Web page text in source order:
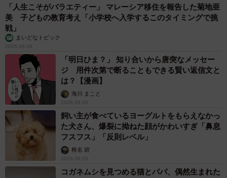
「人生こそがバラエティー」 マレーシア移住を報告した菊地亜
美 子どもの教育考え「小学校へ入学するこのタイミングで挑
戦」
まいどなトピック
2026.08.06
「明日ひま？」 知り合いから唐突なメッセー
ジ 用件次第で断ることもできる賢い返信文と
は？【漫画】
海川 まこと
2026.08.06
飼い主が食べているヨーグルトをもらえなかっ
た犬さん、爆裂に拗ねた顔がかわいすぎ「鼻息
フスフス」「反則レベル」
椎名 碧
2026.08.06
コガネムシを見つめる猫とパパ、偶然生まれた